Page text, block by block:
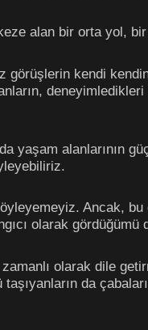
alan bir orta yol, bir
görüşlerin kendi
deneyimledikleri
yaşam alanlarının
Ancak,
olarak gördüğümü
olarak dile
da